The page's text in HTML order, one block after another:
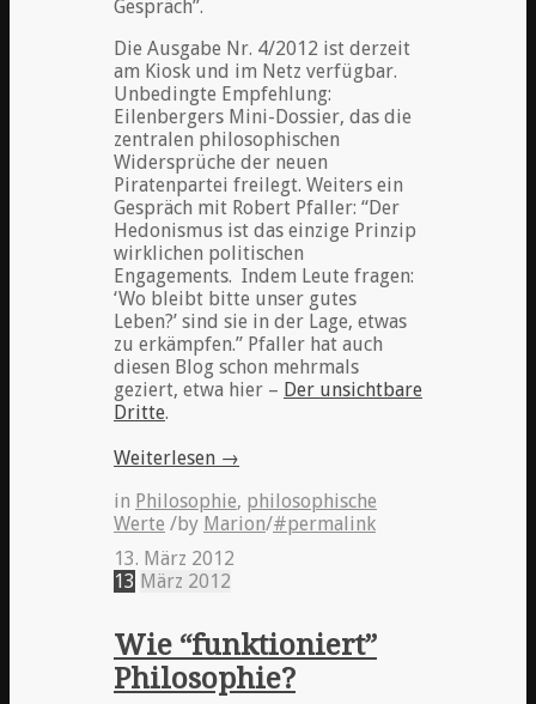
Gespräch”.
Die Ausgabe Nr. 4/2012 ist derzeit
am Kiosk und im Netz verfügbar.
Unbedingte Empfehlung:
Eilenbergers Mini-Dossier, das die
zentralen philosophischen
Widersprüche der neuen
Piratenpartei freilegt. Weiters ein
Gespräch mit Robert Pfaller: “Der
Hedonismus ist das einzige Prinzip
wirklichen politischen
Engagements. Indem Leute fragen:
‘Wo bleibt bitte unser gutes
Leben?’ sind sie in der Lage, etwas
zu erkämpfen.” Pfaller hat auch
diesen Blog schon mehrmals
geziert, etwa hier – Der unsichtbare
Dritte.
Weiterlesen →
in Philosophie, philosophische
Werte /by Marion/#permalink
13. März 2012
13 März 2012
Wie “funktioniert”
Philosophie?